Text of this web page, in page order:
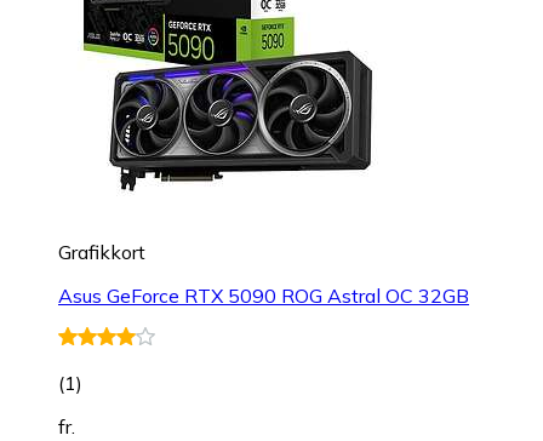
Grafikkort
Asus GeForce RTX 5090 ROG Astral OC 32GB
(1)
fr.